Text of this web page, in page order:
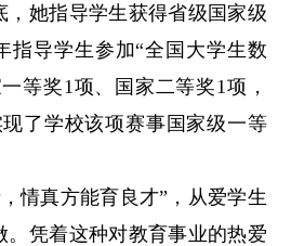
，她指导学生获得省级国家级
指导学生参加“全国大学生数
等奖1项、国家二等奖1项，
了学校该项赛事国家级一等
情真方能育良才”，从爱学生
。凭着这种对教育事业的热爱